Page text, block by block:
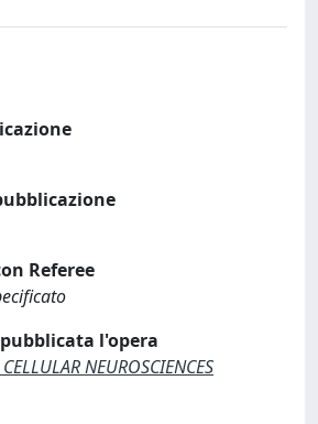
Referee
l'opera
NEUROSCIENCES